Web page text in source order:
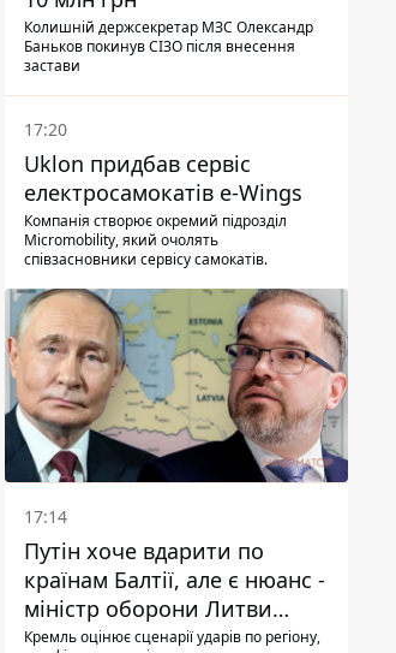
Колишній держсекретар МЗС Олександр
Баньков покинув СІЗО після внесення
застави
17:20
Uklon придбав сервіс
електросамокатів e-Wings
Компанія створює окремий підрозділ
Micromobility, який очолять
співзасновники сервісу самокатів.
17:14
Путін хоче вдарити по
країнам Балтії, але є нюанс -
міністр оборони Литви
зробив заяву
Кремль оцінює сценарії ударів по регіону,